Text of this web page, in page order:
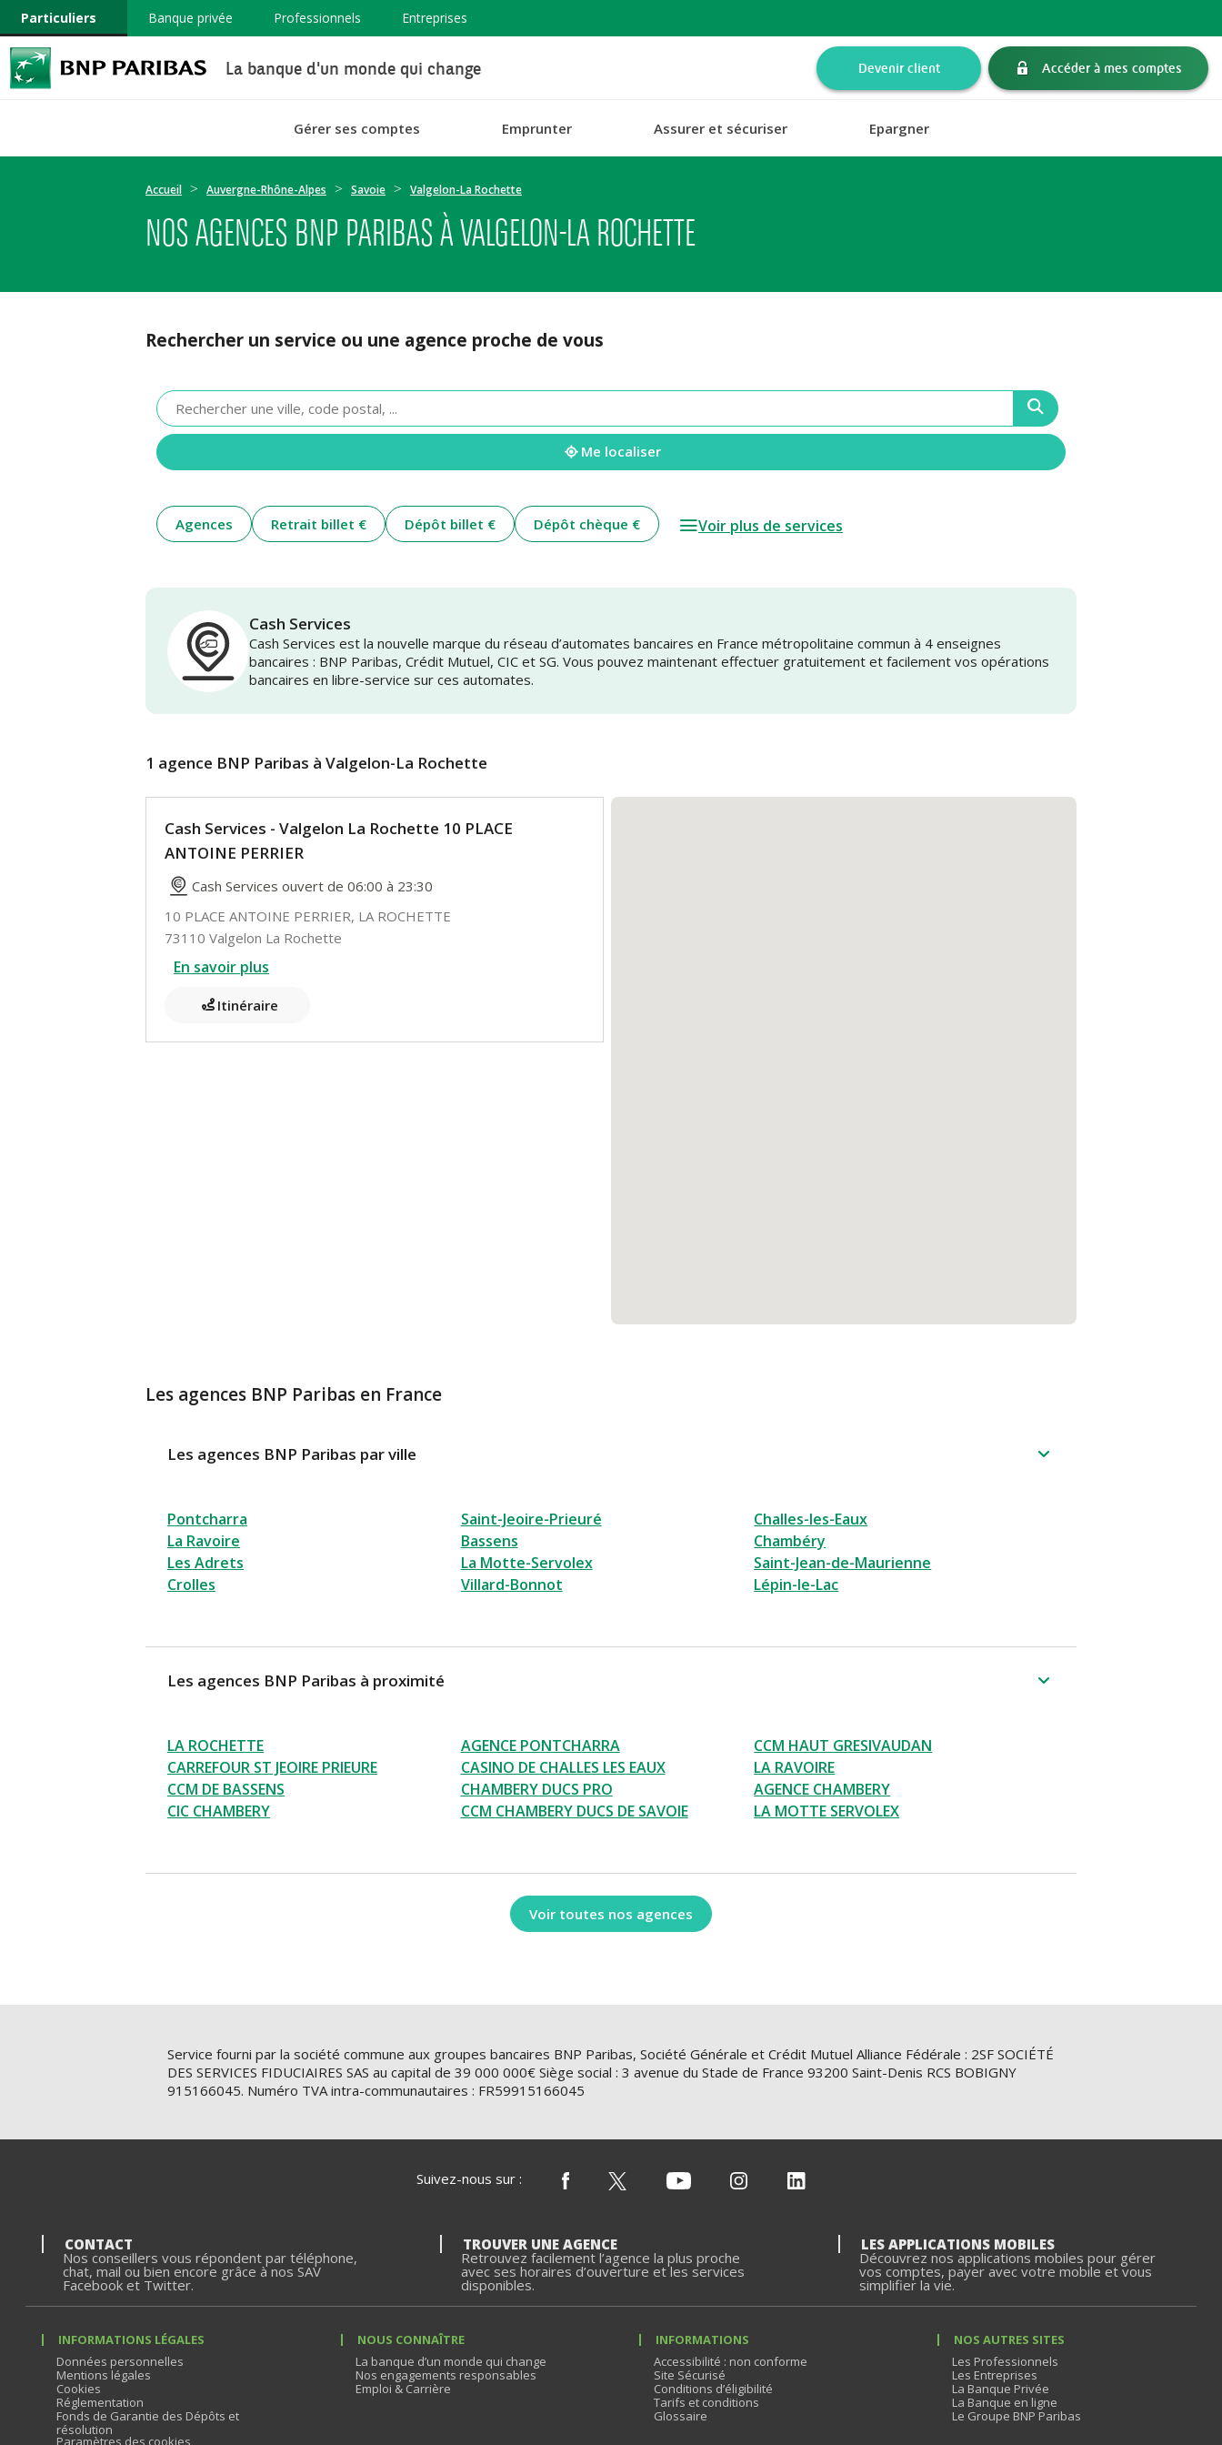
Particuliers Banque privée Professionnels Entreprises
La banque d'un monde qui change Devenir client Accéder à mes comptes
Gérer ses comptes Emprunter Assurer et sécuriser Epargner
Accueil Auvergne-Rhône-Alpes Savoie Valgelon-La Rochette
NOS AGENCES BNP PARIBAS À VALGELON-LA ROCHETTE
Rechercher un service ou une agence proche de vous
Veuillez
renseigner
une
adresse
Me localiser
Agences Retrait billet € Dépôt billet € Dépôt chèque € Voir plus de services
Cash Services
Cash Services est la nouvelle marque du réseau d’automates bancaires en France métropolitaine commun à 4 enseignes
bancaires : BNP Paribas, Crédit Mutuel, CIC et SG. Vous pouvez maintenant effectuer gratuitement et facilement vos opérations
bancaires en libre-service sur ces automates.
1 agence BNP Paribas à Valgelon-La Rochette
Cash Services - Valgelon La Rochette 10 PLACE
ANTOINE PERRIER
Cash Services ouvert de 06:00 à 23:30
10 PLACE ANTOINE PERRIER, LA ROCHETTE
73110 Valgelon La Rochette
En savoir plus
Itinéraire
Les agences BNP Paribas en France
Les agences BNP Paribas par ville
Pontcharra Saint-Jeoire-Prieuré
Challes-les-Eaux
La Ravoire
Bassens
Chambéry
Les Adrets
La Motte-Servolex
Saint-Jean-de-Maurienne
Crolles
Villard-Bonnot Lépin-le-Lac
Les agences BNP Paribas à proximité
LA ROCHETTE AGENCE PONTCHARRA
CCM HAUT GRESIVAUDAN
CARREFOUR ST JEOIRE PRIEURE
CASINO DE CHALLES LES EAUX
LA RAVOIRE
CCM DE BASSENS
CHAMBERY DUCS PRO
AGENCE CHAMBERY
CIC CHAMBERY
CCM CHAMBERY DUCS DE SAVOIE LA MOTTE SERVOLEX
Voir toutes nos agences
Service fourni par la société commune aux groupes bancaires BNP Paribas, Société Générale et Crédit Mutuel Alliance Fédérale : 2SF SOCIÉTÉ
DES SERVICES FIDUCIAIRES SAS au capital de 39 000 000€ Siège social : 3 avenue du Stade de France 93200 Saint-Denis RCS BOBIGNY
915166045. Numéro TVA intra-communautaires : FR59915166045
Suivez-nous sur :
CONTACT
Nos conseillers vous répondent par téléphone,
chat, mail ou bien encore grâce à nos SAV
Facebook et Twitter.
TROUVER UNE AGENCE
Retrouvez facilement l’agence la plus proche
avec ses horaires d’ouverture et les services
disponibles.
LES APPLICATIONS MOBILES
Découvrez nos applications mobiles pour gérer
vos comptes, payer avec votre mobile et vous
simplifier la vie.
INFORMATIONS LÉGALES
Données personnelles
Mentions légales
Cookies
Réglementation
Fonds de Garantie des Dépôts et
résolution
Paramètres des cookies
NOUS CONNAÎTRE
La banque d’un monde qui change
Nos engagements responsables
Emploi & Carrière
INFORMATIONS
Accessibilité : non conforme
Site Sécurisé
Conditions d’éligibilité
Tarifs et conditions
Glossaire
NOS AUTRES SITES
Les Professionnels
Les Entreprises
La Banque Privée
La Banque en ligne
Le Groupe BNP Paribas